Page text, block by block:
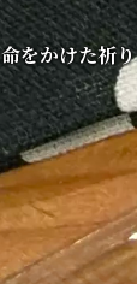
命をかけた祈り